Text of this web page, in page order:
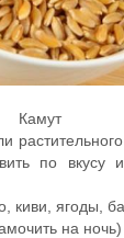
Камут
по вкусу
киви, ягоды,
на ночь)